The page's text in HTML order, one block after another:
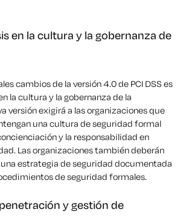
en la cultura y la gobernanza de
cambios de la versión 4.0 de PCI DSS es
la cultura y la gobernanza de la
versiónexigirá a las organizaciones que
una cultura de seguridad formal
y la responsabilidad en
Las organizaciones tambiéndeberán
estrategia de seguridad documentada
de seguridad formales.
y gestión de